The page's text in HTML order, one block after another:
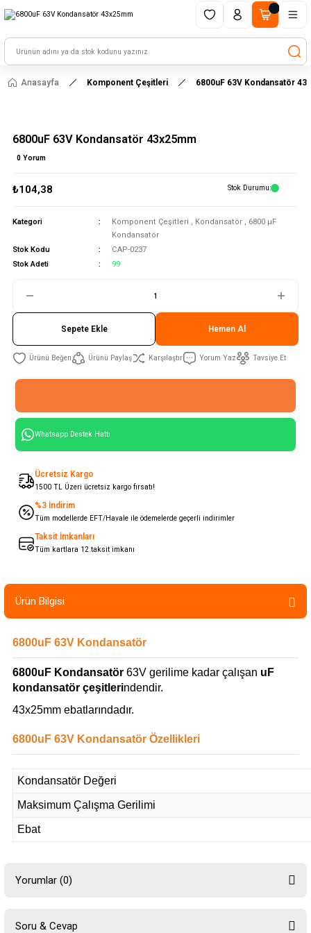
HAYAL ET - TASARLA - ÇALIŞTIR
Anasayfa Komponent Çeşitleri 6800uF 63V Kondansatör
6800uF 63V Kondansatör 43x25mm
0 Yorum
₺104,38 Stok Durumu
Kategori Komponent Çeşitleri , Kondansatör , 6800 μF
Kondansatör
Stok Kodu
CAP-0237
Stok Adeti
99
Sepete Ekle Hemen Al
Ürünü Paylaş Karşılaştır Yorum Yaz Tavsiye Et
Whatsapp Destek Hattı
Ücretsiz Kargo
1500 TL Üzeri ücretsiz kargo fırsatı!
%3 İndirim
Tüm modellerde EFT/Havale ile ödemelerde geçerli indirimler
Taksit İmkanları
Tüm kartlara 12 taksit imkanı
Ürün Bilgisi
6800uF 63V Kondansatör
6800uF Kondansatör 63V gerilime kadar çalışan uF
kondansatör çeşitlerindendir.
43x25mm ebatlarındadır.
6800uF 63V Kondansatör Özellikleri
Kondansatör Değeri
Maksimum Çalışma Gerilimi
Ebat
Yorumlar (0)
Soru & Cevap